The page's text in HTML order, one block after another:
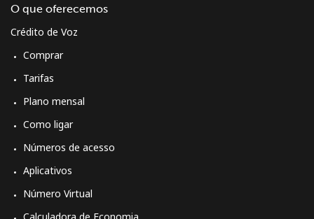
O que oferecemos
Crédito de Voz
Comprar
Tarifas
Plano mensal
Como ligar
Números de acesso
Aplicativos
Número Virtual